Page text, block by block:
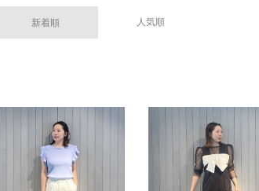
新着順 人気順